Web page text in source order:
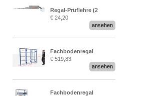
Regal-Prüflehre (2
Stück)
€ 24,20
ansehen
Fachbodenregal
Stecksystem MultiPlus
2,25 Meter breit
€ 519,83
ansehen
Fachbodenregal